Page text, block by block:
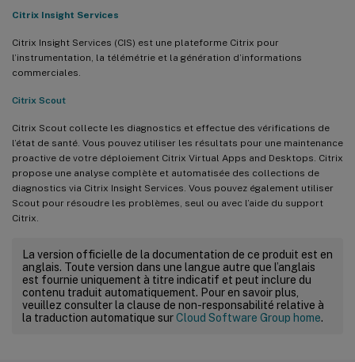
Citrix Insight Services
Citrix Insight Services (CIS) est une plateforme Citrix pour
l’instrumentation, la télémétrie et la génération d’informations
commerciales.
Citrix Scout
Citrix Scout collecte les diagnostics et effectue des vérifications de
l’état de santé. Vous pouvez utiliser les résultats pour une maintenance
proactive de votre déploiement Citrix Virtual Apps and Desktops. Citrix
propose une analyse complète et automatisée des collections de
diagnostics via Citrix Insight Services. Vous pouvez également utiliser
Scout pour résoudre les problèmes, seul ou avec l’aide du support
Citrix.
La version officielle de la documentation de ce produit est en
anglais. Toute version dans une langue autre que l’anglais
est fournie uniquement à titre indicatif et peut inclure du
contenu traduit automatiquement. Pour en savoir plus,
veuillez consulter la clause de non-responsabilité relative à
la traduction automatique surCloud Software Group home.